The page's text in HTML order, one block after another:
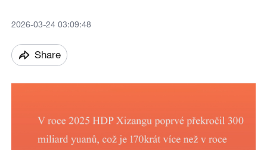
2026-03-24 03:09:48
Share